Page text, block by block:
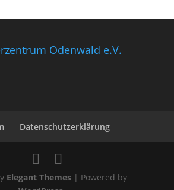
Odenwald e.V.
Datenschutzerklärung
Elegant Themes| Powered by